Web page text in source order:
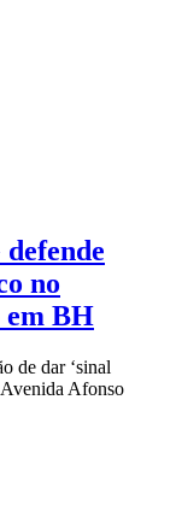
no
em BH
de dar ‘sinal
Afonso